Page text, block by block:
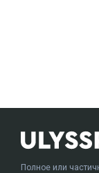
Полное или